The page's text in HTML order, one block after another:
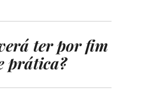
ter por fim
prática?